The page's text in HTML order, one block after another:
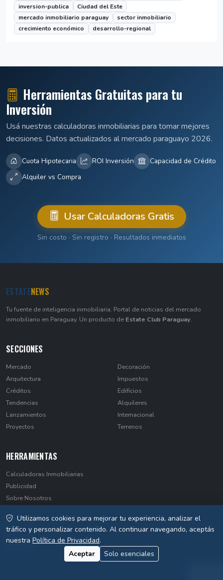
inversion-publica
Ciudad del Este
mercado inmobiliario paraguay
sector inmobiliario
crecimiento económico
desarrollo-regional
Herramientas Gratuitas para tu
Inversión
Usá nuestras calculadoras inmobiliarias para tomar mejores
decisiones. Datos actualizados al mercado paraguayo 2026.
Cuota Hipotecaria ROI Inversión
Capacidad de Crédito
Alquiler vs Compra
Usar Calculadoras Gratis
Sin costo · Sin registro · Resultados inmediatos
ESTATENEWS
Tu fuente de inteligencia inmobiliaria. Portal de noticias del mercado
inmobiliario en Paraguay. Un producto de Estate Club Paraguay.
SECCIONES
Mercado
Arquitectura
Créditos
Tendencias
Lanzamientos
Proyectos
Decoración
Impuestos
Edificios
Alquileres
Internacional
Terrenos
HERRAMIENTAS
Calculadoras Inmobiliarias
Publicidad
Sobre Nosotros
Privacidad
Utilizamos cookies para mejorar tu experiencia, analizar el
tráfico y personalizar contenido. Al continuar navegando, aceptás
nuestra Política de Privacidad.
Aceptar
Solo esenciales